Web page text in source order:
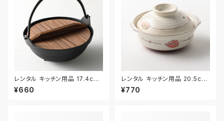
レンタル キッチン用品 17.4cm
｜KIW031
¥660
レンタル キッチン用品 20.5cm
｜KIW024
¥770